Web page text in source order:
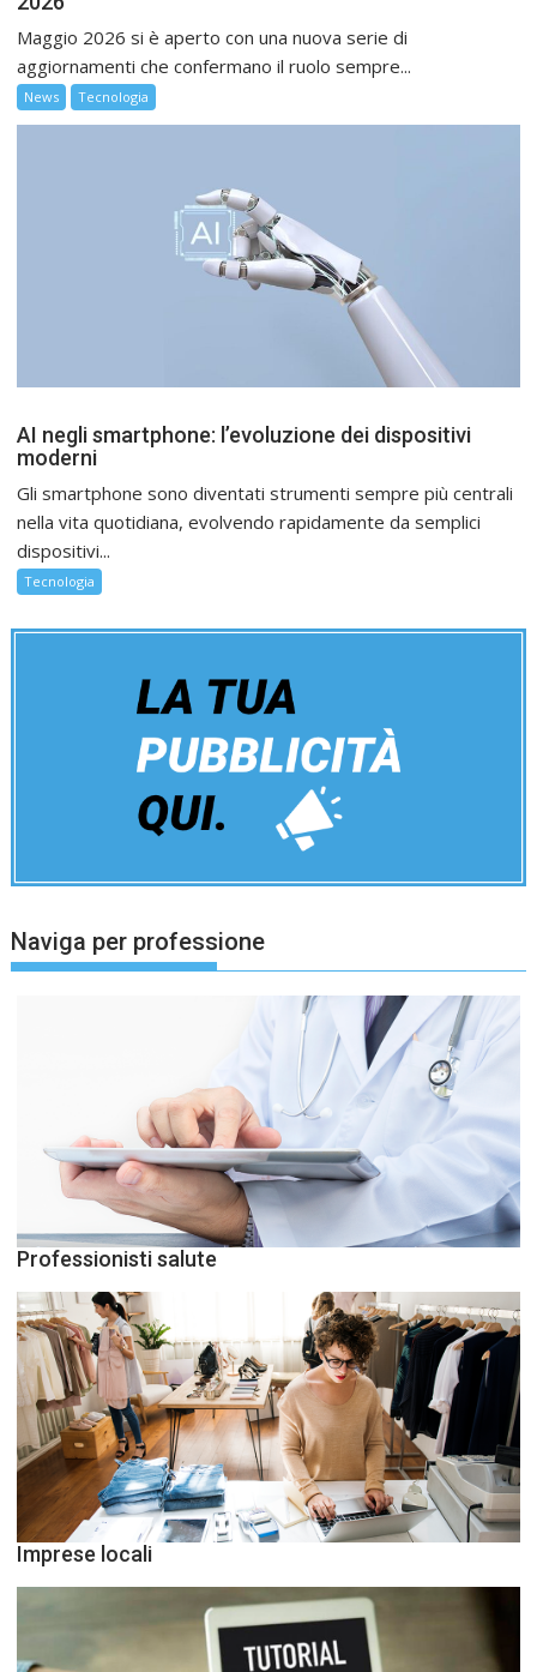
Maggio 2026 si è aperto con una nuova serie di
aggiornamenti che confermano il ruolo sempre...
News Tecnologia
AI negli smartphone: l’evoluzione dei dispositivi
moderni
Gli smartphone sono diventati strumenti sempre più centrali
nella vita quotidiana, evolvendo rapidamente da semplici
dispositivi...
Tecnologia
Naviga per professione
Professionisti salute
Imprese locali